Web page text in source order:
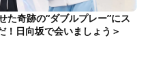
た奇跡の“ダブルプレー”にス
！日向坂で会いましょう＞